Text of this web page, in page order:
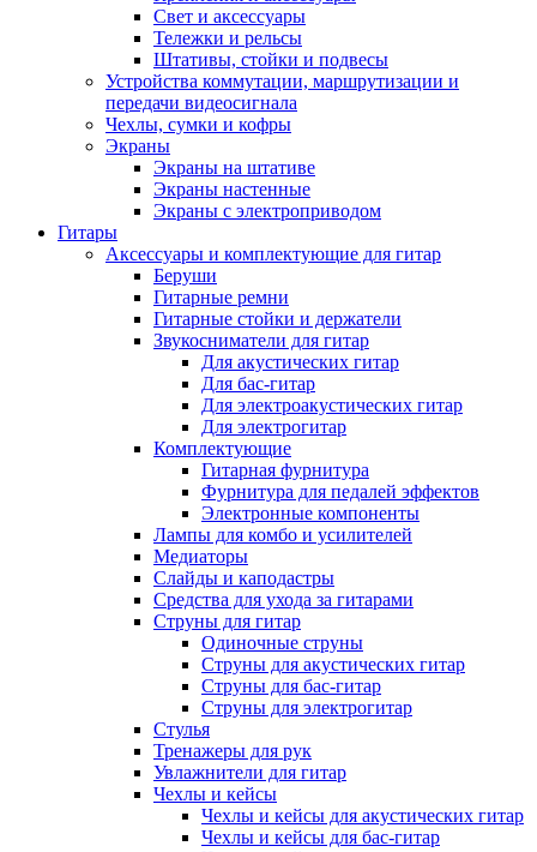
Свет и аксессуары
Тележки и рельсы
Штативы, стойки и подвесы
Устройства коммутации, маршрутизации и
передачи видеосигнала
Чехлы, сумки и кофры
Экраны
Экраны на штативе
Экраны настенные
Экраны с электроприводом
Гитары
Аксессуары и комплектующие для гитар
Беруши
Гитарные ремни
Гитарные стойки и держатели
Звукосниматели для гитар
Для акустических гитар
Для бас-гитар
Для электроакустических гитар
Для электрогитар
Комплектующие
Гитарная фурнитура
Фурнитура для педалей эффектов
Электронные компоненты
Лампы для комбо и усилителей
Медиаторы
Слайды и каподастры
Средства для ухода за гитарами
Струны для гитар
Одиночные струны
Струны для акустических гитар
Струны для бас-гитар
Струны для электрогитар
Стулья
Тренажеры для рук
Увлажнители для гитар
Чехлы и кейсы
Чехлы и кейсы для акустических гитар
Чехлы и кейсы для бас-гитар